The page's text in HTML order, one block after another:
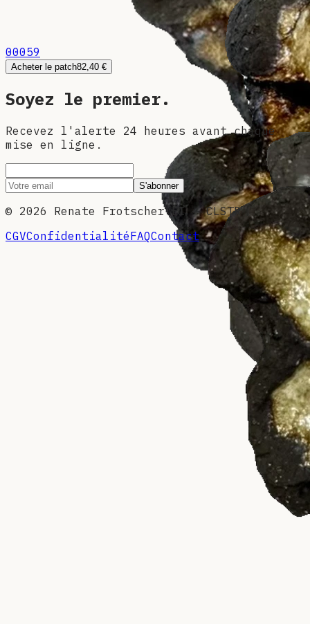
00059
Acheter le patch82,40 €
Soyez le premier.
Recevez l'alerte 24 heures avant chaque
mise en ligne.
S'abonner
© 2026 Renate Frotscher EI — CLSTR
CGVConfidentialitéFAQContact